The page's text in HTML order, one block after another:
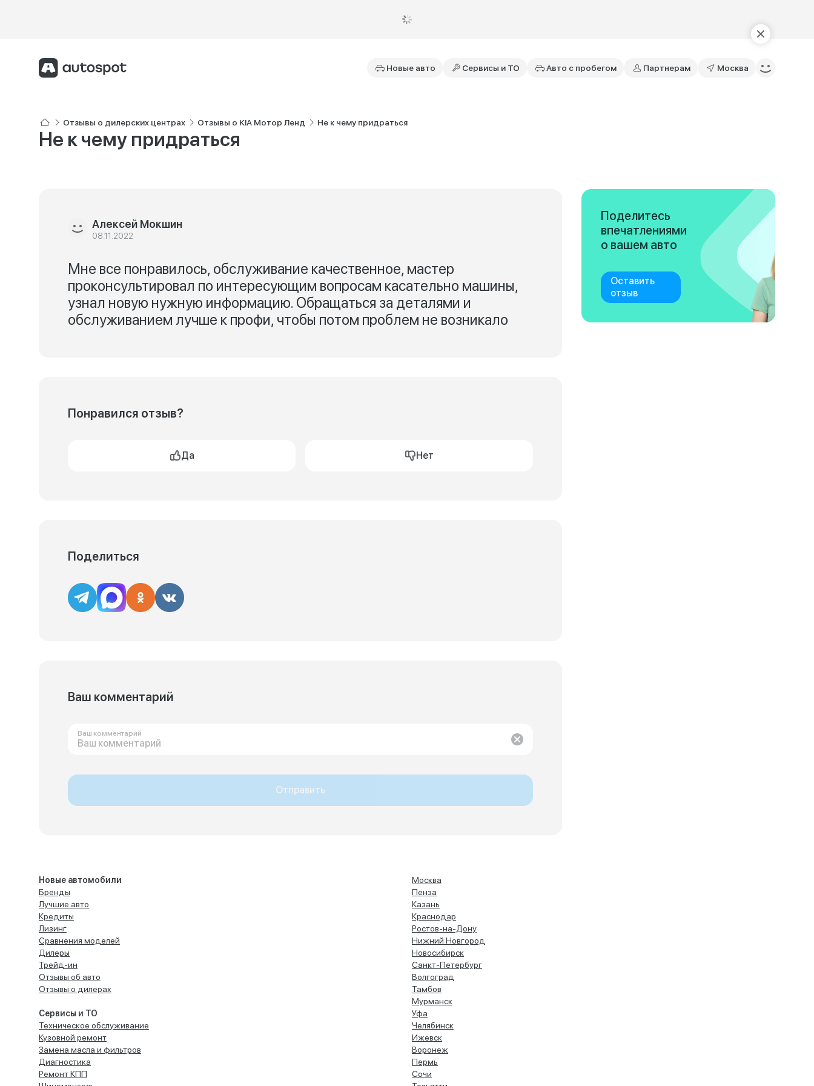
Новые авто Сервисы и ТО Авто с пробегом Партнерам Москва
Отзывы о дилерских центрах Отзывы о KIA Мотор Ленд Не к чему придраться
Не к чему придраться
Алексей Мокшин
08.11.2022
Мне все понравилось, обслуживание качественное, мастер
проконсультировал по интересующим вопросам касательно машины,
узнал новую нужную информацию. Обращаться за деталями и
обслуживанием лучше к профи, чтобы потом проблем не возникало
Понравился отзыв?
Да Нет
Поделиться
Ваш комментарий
Ваш комментарий
Отправить
Поделитесь
впечатлениями
о вашем авто
Оставить
отзыв
Новые автомобили
Бренды
Лучшие авто
Кредиты
Лизинг
Сравнения моделей
Дилеры
Трейд-ин
Отзывы об авто
Отзывы о дилерах
Сервисы и ТО
Техническое обслуживание
Кузовной ремонт
Замена масла и фильтров
Диагностика
Ремонт КПП
Москва
Пенза
Казань
Краснодар
Ростов-на-Дону
Нижний Новгород
Новосибирск
Санкт-Петербург
Волгоград
Тамбов
Мурманск
Уфа
Челябинск
Ижевск
Воронеж
Пермь
Сочи